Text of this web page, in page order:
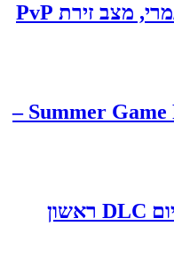
Palworld יוסיף אי חדש לגמרי, מצב זירת PvP
סיכום האירוע המרכזי Summer Game Fest –